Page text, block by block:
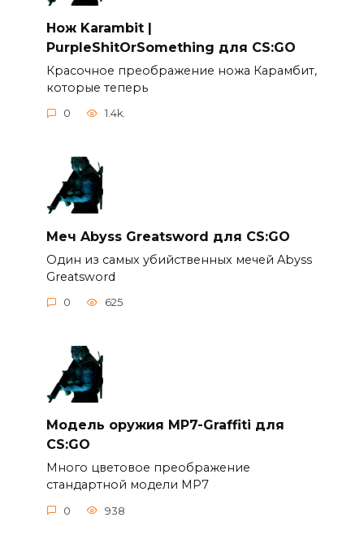
Нож Karambit |
PurpleShitOrSomething для CS:GO
Красочное преображение ножа Карамбит,
которые теперь
0 1.4k.
Меч Abyss Greatsword для CS:GO
Один из самых убийственных мечей Abyss
Greatsword
0 625
Модель оружия MP7-Graffiti для
CS:GO
Много цветовое преображение
стандартной модели MP7
0 938